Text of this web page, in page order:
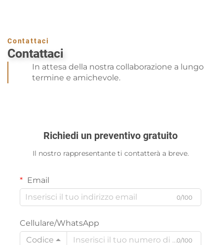
Contattaci
Contattaci
In attesa della nostra collaborazione a lungo
termine e amichevole.
Richiedi un preventivo gratuito
Il nostro rappresentante ti contatterà a breve.
Email
0/100
Cellulare/WhatsApp
Codice
0/100